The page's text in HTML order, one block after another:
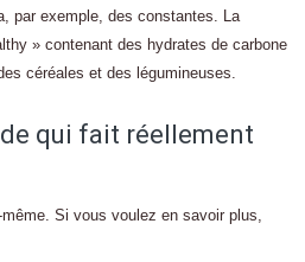
par exemple, des constantes. La
» contenant des hydrates de carbone
céréales et des légumineuses.
qui fait réellement
Si vous voulez en savoir plus,